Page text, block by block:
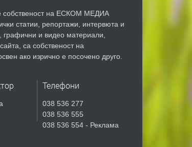
собственост на ЕСКОМ МЕДИА
статии, репортажи, интервюта и
графични и видео материали,
са собственост на
ако изрично е посочено друго.
Телефони
038 536 277
038 536 555
038 536 554 - Реклама